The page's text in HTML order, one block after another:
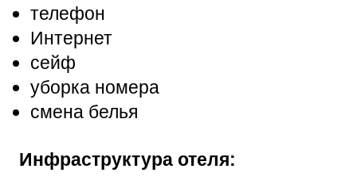
телефон
Интернет
сейф
уборка номера
смена белья
Инфраструктура отеля: